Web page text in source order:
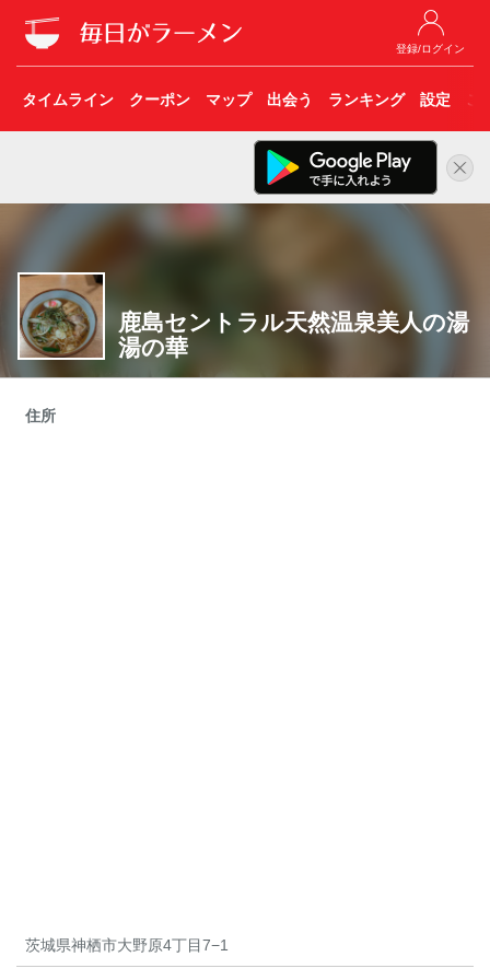
登録/ログイン
タイムライン クーポン マップ 出会う ランキング 設定 こ
鹿島セントラル天然温泉美人の湯
湯の華
住所
茨城県神栖市大野原4丁目7−1